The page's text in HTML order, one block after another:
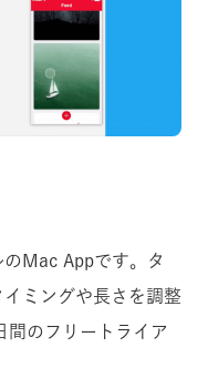
Mac Appです。タ
ミングや長さを調整
間のフリートライア